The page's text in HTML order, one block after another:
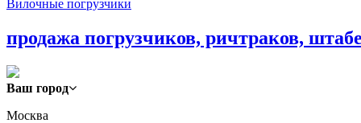
Вилочные погрузчики
продажа погрузчиков, ричтраков,
Ваш город
Москва